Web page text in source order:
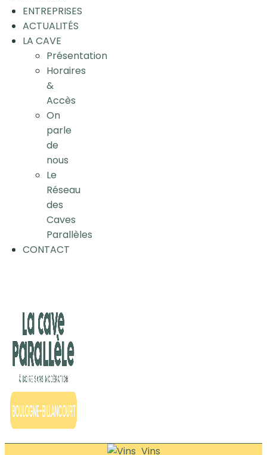
ENTREPRISES
ACTUALITÉS
LA CAVE
Présentation
Horaires
&
Accès
On
parle
de
nous
Le
Réseau
des
Caves
Parallèles
CONTACT
Vins